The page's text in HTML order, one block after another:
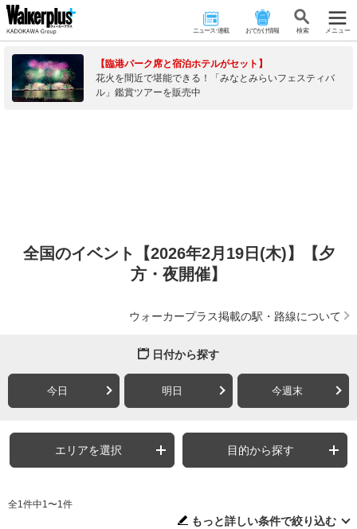
ニュース･連載 おでかけ情報 検 索 メニュー
【臨港パーク席と宿泊ホテルがセット】
花火を間近で堪能できる！「みなとみらいフェスティバ
ル」鑑賞ツアーを販売中
全国のイベント【2026年2月19日(木)】【夕
方・夜開催】
ウォーカープラス掲載の駅・路線について
日付から探す
今日 明日 今週末
エリアを選択 目的から探す
全1件中1〜1件
もっと詳しい条件で絞り込む